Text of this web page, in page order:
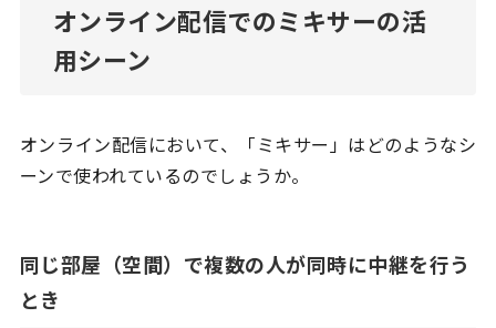
オンライン配信でのミキサーの活
用シーン
オンライン配信において、「ミキサー」はどのようなシ
ーンで使われているのでしょうか。
同じ部屋（空間）で複数の人が同時に中継を行う
とき